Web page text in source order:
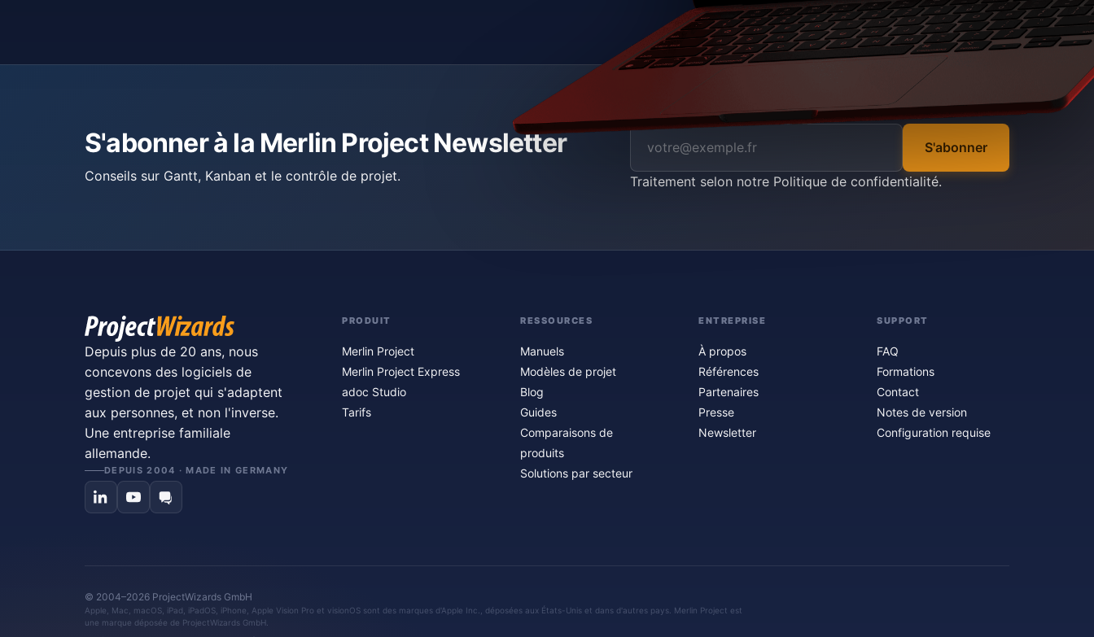
S'abonner à la Merlin Project Newsletter
Conseils sur Gantt, Kanban et le contrôle de projet.
S'abonner
Traitement selon notre Politique de confidentialité.
Depuis plus de 20 ans, nous
concevons des logiciels de
gestion de projet qui s'adaptent
aux personnes, et non l'inverse.
Une entreprise familiale
allemande.
DEPUIS 2004 · MADE IN GERMANY
PRODUIT
Merlin Project
Merlin Project Express
adoc Studio
Tarifs
RESSOURCES
Manuels
Modèles de projet
Blog
Guides
Comparaisons de
produits
Solutions par secteur
ENTREPRISE
À propos
Références
Partenaires
Presse
Newsletter
SUPPORT
FAQ
Formations
Contact
Notes de version
Configuration requise
© 2004–2026 ProjectWizards GmbH
Apple, Mac, macOS, iPad, iPadOS, iPhone, Apple Vision Pro et visionOS sont des marques d'Apple Inc., déposées aux États-Unis et dans d'autres pays. Merlin Project est
une marque déposée de ProjectWizards GmbH.